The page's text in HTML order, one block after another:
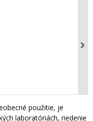
použitie, je
laboratóriách, riedenie